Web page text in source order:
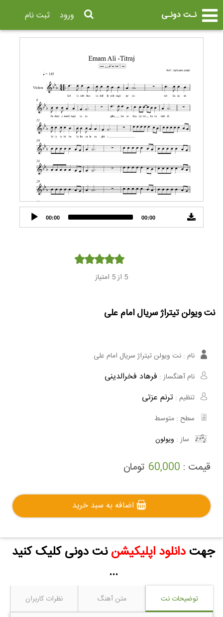
نـت دونـی ثبت نام ورود
Audio
Player
00:00 00:00
5 از 5 امتیاز
نت ویولن تیتراژ سریال امام علی
نام : نت ویولن تیتراژ سریال امام علی
نام آهنگساز : فرهاد فخرالدینی
تنظیم : ترنم عزتی
سطح : متوسط
ساز : ویولون
قیمت : 60,000 تومان
اضافه به سبد خرید
جهتدانلود اپلیکیشن نت دونی کلیک کنید
...
توضیحات نت متن آهنگ نظرات کاربران